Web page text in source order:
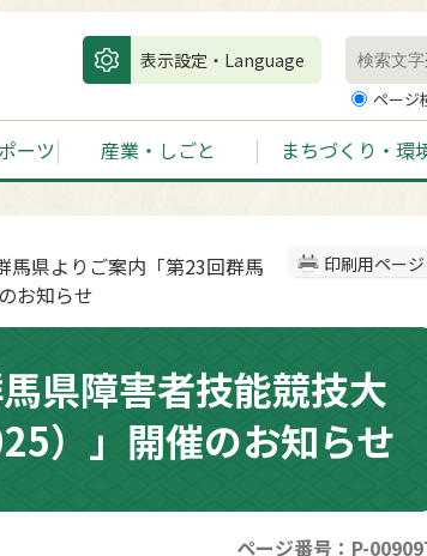
表示設定・Language
ページ
ーツ 産業・しごと まちづくり・環
印刷用ページ
馬県よりご案内「第23回群馬
お知らせ
県障害者技能競技大
）」開催のお知らせ
ページ番号：P-